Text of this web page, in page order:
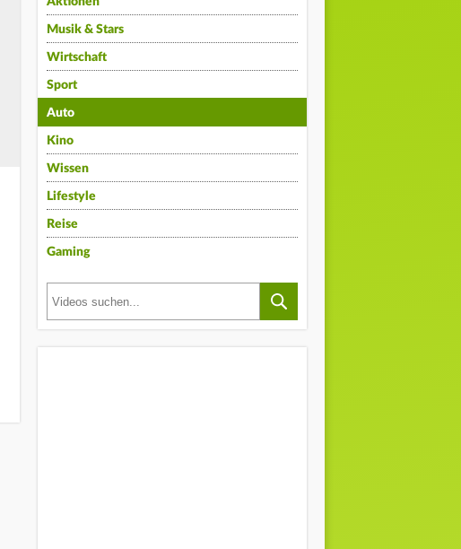
Musik & Stars
Wirtschaft
Sport
Auto
Kino
Wissen
Lifestyle
Reise
Gaming